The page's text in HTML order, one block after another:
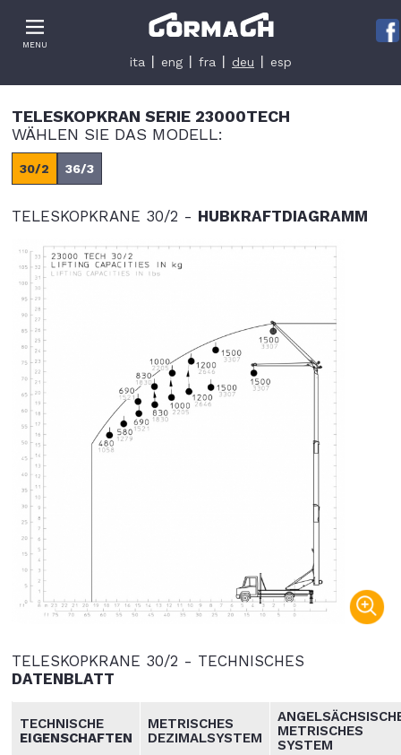
MENU
ita eng fra deu esp
TELESKOPKRAN SERIE 23000TECH
WÄHLEN SIE DAS MODELL:
30/2 36/3
TELESKOPKRANE 30/2 - HUBKRAFTDIAGRAMM
TELESKOPKRANE 30/2 - TECHNISCHES
DATENBLATT
TECHNISCHE
EIGENSCHAFTEN
METRISCHES
DEZIMALSYSTEM
METRISCHES
SYSTEM
Informativa sulla raccolta
Le tue preferenze relative alla privacy